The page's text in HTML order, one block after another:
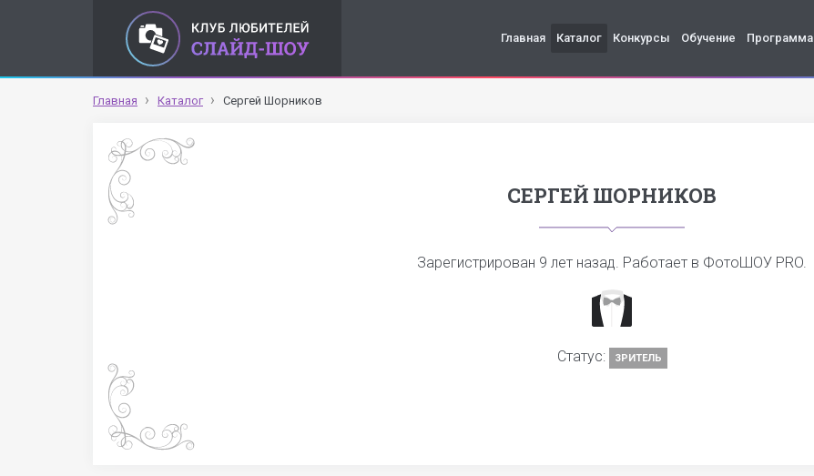
Главная Каталог Конкурсы Обучение Программа
Главная Каталог Сергей Шорников
СЕРГЕЙ ШОРНИКОВ
Зарегистрирован 9 лет назад. Работает в ФотоШОУ PRO.
Статус: ЗРИТЕЛЬ